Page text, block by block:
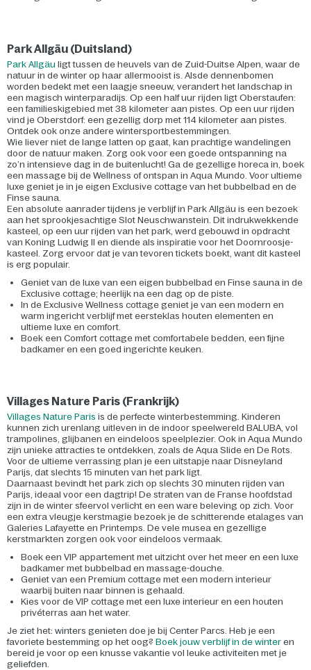
Park Allgäu (Duitsland)
Park Allgäu ligt tussen de heuvels van de Zuid-Duitse Alpen, waar de
natuur in de winter op haar allermooist is. Alsde dennenbomen
worden bedekt met een laagje sneeuw, verandert het landschap in
een magisch winterparadijs. Op een half uur rijden ligt Oberstaufen:
een familieskigebied met 38 kilometer aan pistes. Op een uur rijden
vind je Oberstdorf: een gezellig dorp met 114 kilometer aan pistes.
Ontdek ook onze andere wintersportbestemmingen.
Wie liever niet de lange latten op gaat, kan prachtige wandelingen
door de natuur maken. Zorg ook voor een goede ontspanning na
zo’n intensieve dag in de buitenlucht! Ga de gezellige horeca in, boek
een massage bij de Wellness of ontspan in Aqua Mundo. Voor ultieme
luxe geniet je in je eigen Exclusive cottage van het bubbelbad en de
Finse sauna.
Een absolute aanrader tijdens je verblijf in Park Allgäu is een bezoek
aan het sprookjesachtige Slot Neuschwanstein. Dit indrukwekkende
kasteel, op een uur rijden van het park, werd gebouwd in opdracht
van Koning Ludwig II en diende als inspiratie voor het Doornroosje-
kasteel. Zorg ervoor dat je van tevoren tickets boekt, want dit kasteel
is erg populair.
Geniet van de luxe van een eigen bubbelbad en Finse sauna in de
Exclusive cottage; heerlijk na een dag op de piste.
In de Exclusive Wellness cottage geniet je van een modern en
warm ingericht verblijf met eersteklas houten elementen en
ultieme luxe en comfort.
Boek een Comfort cottage met comfortabele bedden, een fijne
badkamer en een goed ingerichte keuken.
Villages Nature Paris (Frankrijk)
Villages Nature Paris is de perfecte winterbestemming. Kinderen
kunnen zich urenlang uitleven in de indoor speelwereld BALUBA, vol
trampolines, glijbanen en eindeloos speelplezier. Ook in Aqua Mundo
zijn unieke attracties te ontdekken, zoals de Aqua Slide en De Rots.
Voor de ultieme verrassing plan je een uitstapje naar Disneyland
Parijs, dat slechts 15 minuten van het park ligt.
Daarnaast bevindt het park zich op slechts 30 minuten rijden van
Parijs, ideaal voor een dagtrip! De straten van de Franse hoofdstad
zijn in de winter sfeervol verlicht en een ware beleving op zich. Voor
een extra vleugje kerstmagie bezoek je de schitterende etalages van
Galeries Lafayette en Printemps. De vele musea en gezellige
kerstmarkten zorgen ook voor eindeloos vermaak.
Boek een VIP appartement met uitzicht over het meer en een luxe
badkamer met bubbelbad en massage-douche.
Geniet van een Premium cottage met een modern interieur
waarbij buiten naar binnen is gehaald.
Kies voor de VIP cottage met een luxe interieur en een houten
privéterras aan het water.
Je ziet het: winters genieten doe je bij Center Parcs. Heb je een
favoriete bestemming op het oog? Boek jouw verblijf in de winter en
bereid je voor op een knusse vakantie vol leuke activiteiten met je
geliefden.